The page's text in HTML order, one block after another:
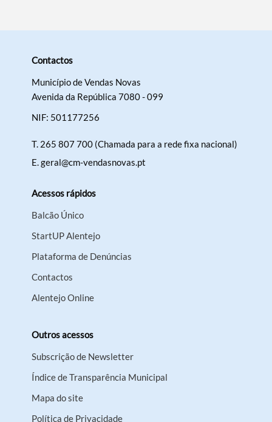
Contactos
Município de Vendas Novas
Avenida da República 7080 - 099
NIF: 501177256
T. 265 807 700 (Chamada para a rede fixa nacional)
E.geral@cm-vendasnovas.pt
Acessos rápidos
Balcão Único
StartUP Alentejo
Plataforma de Denúncias
Contactos
Alentejo Online
Outros acessos
Subscrição de Newsletter
Índice de Transparência Municipal
Mapa do site
Política de Privacidade